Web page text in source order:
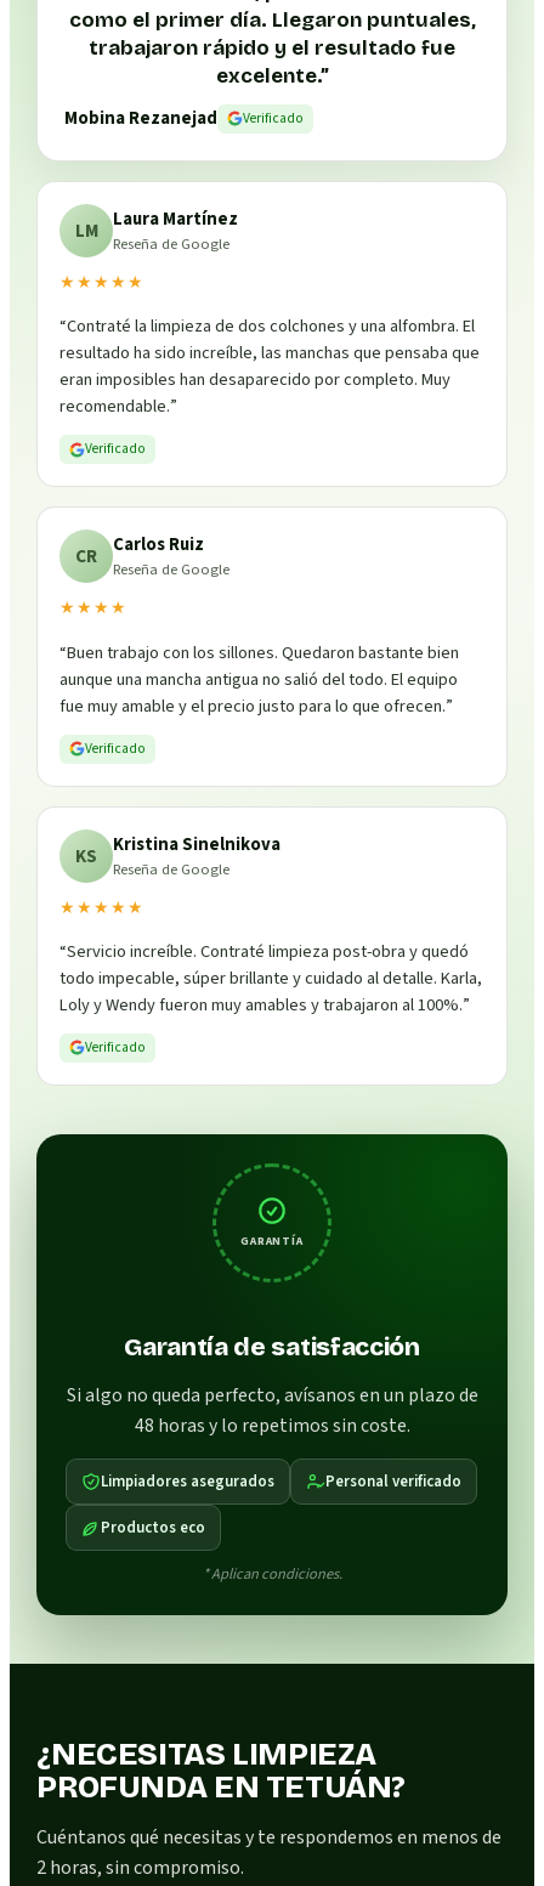
como el primer día. Llegaron puntuales,
trabajaron rápido y el resultado fue
excelente.”
Mobina Rezanejad
Verificado
LM Laura Martínez
Reseña de Google
★★★★★
“Contraté la limpieza de dos colchones y una alfombra. El
resultado ha sido increíble, las manchas que pensaba que
eran imposibles han desaparecido por completo. Muy
recomendable.”
Verificado
CR Carlos Ruiz
Reseña de Google
★★★★
“Buen trabajo con los sillones. Quedaron bastante bien
aunque una mancha antigua no salió del todo. El equipo
fue muy amable y el precio justo para lo que ofrecen.”
Verificado
KS Kristina Sinelnikova
Reseña de Google
★★★★★
“Servicio increíble. Contraté limpieza post-obra y quedó
todo impecable, súper brillante y cuidado al detalle. Karla,
Loly y Wendy fueron muy amables y trabajaron al 100%.”
Verificado
GARANTÍA
Garantía de satisfacción
Si algo no queda perfecto, avísanos en un plazo de
48 horas y lo repetimos sin coste.
Limpiadores asegurados Personal verificado
Productos eco
* Aplican condiciones.
¿NECESITAS LIMPIEZA
PROFUNDA EN TETUÁN?
Cuéntanos qué necesitas y te respondemos en menos de
2 horas, sin compromiso.